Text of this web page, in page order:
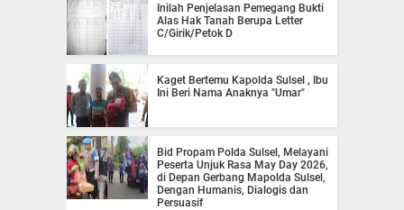
Inilah Penjelasan Pemegang Bukti
Alas Hak Tanah Berupa Letter
C/Girik/Petok D
Kaget Bertemu Kapolda Sulsel , Ibu
Ini Beri Nama Anaknya "Umar"
Bid Propam Polda Sulsel, Melayani
Peserta Unjuk Rasa May Day 2026,
di Depan Gerbang Mapolda Sulsel,
Dengan Humanis, Dialogis dan
Persuasif